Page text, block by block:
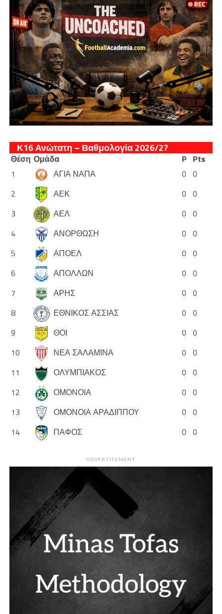
Κ16 Ανώτατη – Βαθμολογία 2026/27
Θέση Ομάδα P Pts
1
ΑΓΙΑ ΝΑΠΑ 0 0
2
ΑΕΚ 0 0
3
ΑΕΛ 0 0
4
ΑΝΟΡΘΩΣΗ 0 0
5
ΑΠΟΕΛ 0 0
6
ΑΠΟΛΛΩΝ 0 0
7
ΑΡΗΣ 0 0
8
ΕΘΝΙΚΟΣ ΑΣΣΙΑΣ 0 0
9
ΘΟΙ 0 0
10
ΝΕΑ ΣΑΛΑΜΙΝΑ 0 0
11
ΟΛΥΜΠΙΑΚΟΣ 0 0
12
ΟΜΟΝΟΙΑ 0 0
13
ΟΜΟΝΟΙΑ ΑΡΑΔΙΠΠΟΥ 0 0
14
ΠΑΦΟΣ 0 0
ADVERTISEMENT